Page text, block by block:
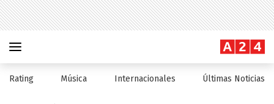
Rating Música Internacionales Últimas Noticias